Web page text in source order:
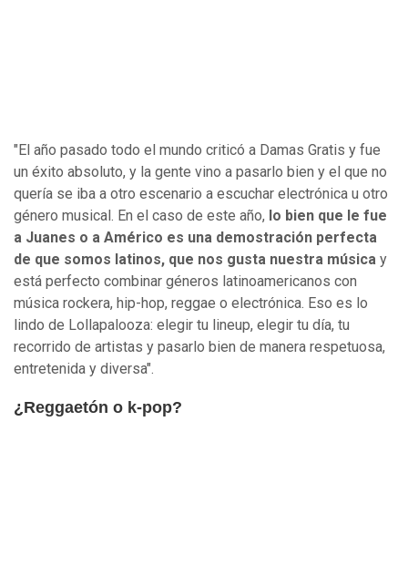
"El año pasado todo el mundo criticó a Damas Gratis y fue
un éxito absoluto, y la gente vino a pasarlo bien y el que no
quería se iba a otro escenario a escuchar electrónica u otro
género musical. En el caso de este año, lo bien que le fue
a Juanes o a Américo es una demostración perfecta
de que somos latinos, que nos gusta nuestra música y
está perfecto combinar géneros latinoamericanos con
música rockera, hip-hop, reggae o electrónica. Eso es lo
lindo de Lollapalooza: elegir tu lineup, elegir tu día, tu
recorrido de artistas y pasarlo bien de manera respetuosa,
entretenida y diversa".
¿Reggaetón o k-pop?